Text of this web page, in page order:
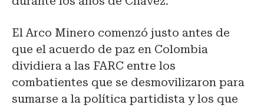
El Arco Minero comenzó justo antes de
que el acuerdo de paz en Colombia
dividiera a las FARC entre los
combatientes que se desmovilizaron para
sumarse a la política partidista y los que